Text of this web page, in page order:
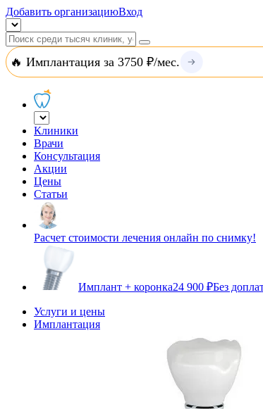
Добавить организациюВход
🔥 Имплантация за 3750 ₽/мес.
Клиники
Врачи
Консультация
Акции
Цены
Статьи
Расчет стоимости лечения онлайн по снимку!
Имплант + коронка24 900 ₽Без
Услуги и цены
Имплантация